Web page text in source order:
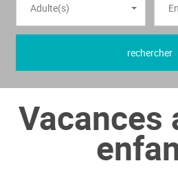
Adulte(s)
rechercher
Vacances